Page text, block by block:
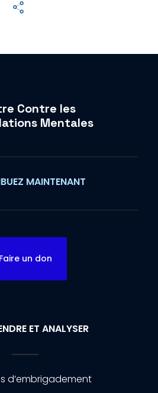
Contre les
Mentales
MAINTENANT
Faire un don
ET ANALYSER
d’embrigadement